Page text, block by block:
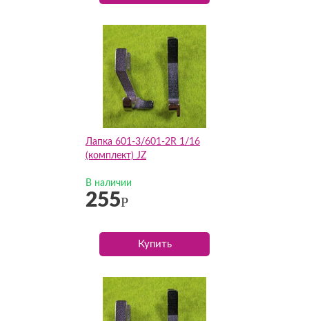
Лапка 601-3/601-2R 1/16
(комплект) JZ
В наличии
255Р
Купить